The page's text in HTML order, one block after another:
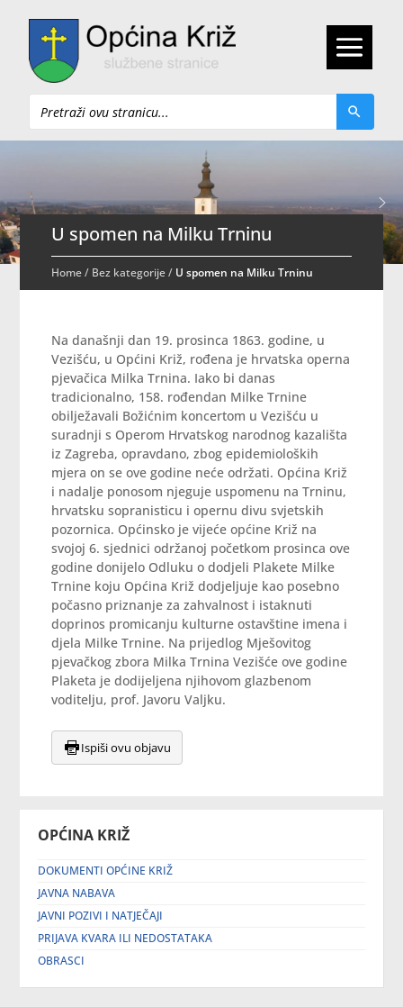
Pretraži
OPĆINA KRIŽ
DOKUMENTI OPĆINE KRIŽ
JAVNA NABAVA
JAVNI POZIVI I NATJEČAJI
PRIJAVA KVARA ILI NEDOSTATAKA
OBRASCI
U spomen na Milku Trninu
Home/ Bez kategorije/ U spomen na Milku Trninu
Na današnji dan 19. prosinca 1863. godine, u
Vezišću, u Općini Križ, rođena je hrvatska operna
pjevačica Milka Trnina. Iako bi danas
tradicionalno, 158. rođendan Milke Trnine
obilježavali Božićnim koncertom u Vezišću u
suradnji s Operom Hrvatskog narodnog kazališta
iz Zagreba, opravdano, zbog epidemioloških
mjera on se ove godine neće održati. Općina Križ
i nadalje ponosom njeguje uspomenu na Trninu,
hrvatsku sopranisticu i opernu divu svjetskih
pozornica. Općinsko je vijeće općine Križ na
svojoj 6. sjednici održanoj početkom prosinca ove
godine donijelo Odluku o dodjeli Plakete Milke
Trnine koju Općina Križ dodjeljuje kao posebno
počasno priznanje za zahvalnost i istaknuti
doprinos promicanju kulturne ostavštine imena i
djela Milke Trnine. Na prijedlog Mješovitog
pjevačkog zbora Milka Trnina Vezišće ove godine
Plaketa je dodijeljena njihovom glazbenom
voditelju, prof. Javoru Valjku.
Ispiši ovu objavu